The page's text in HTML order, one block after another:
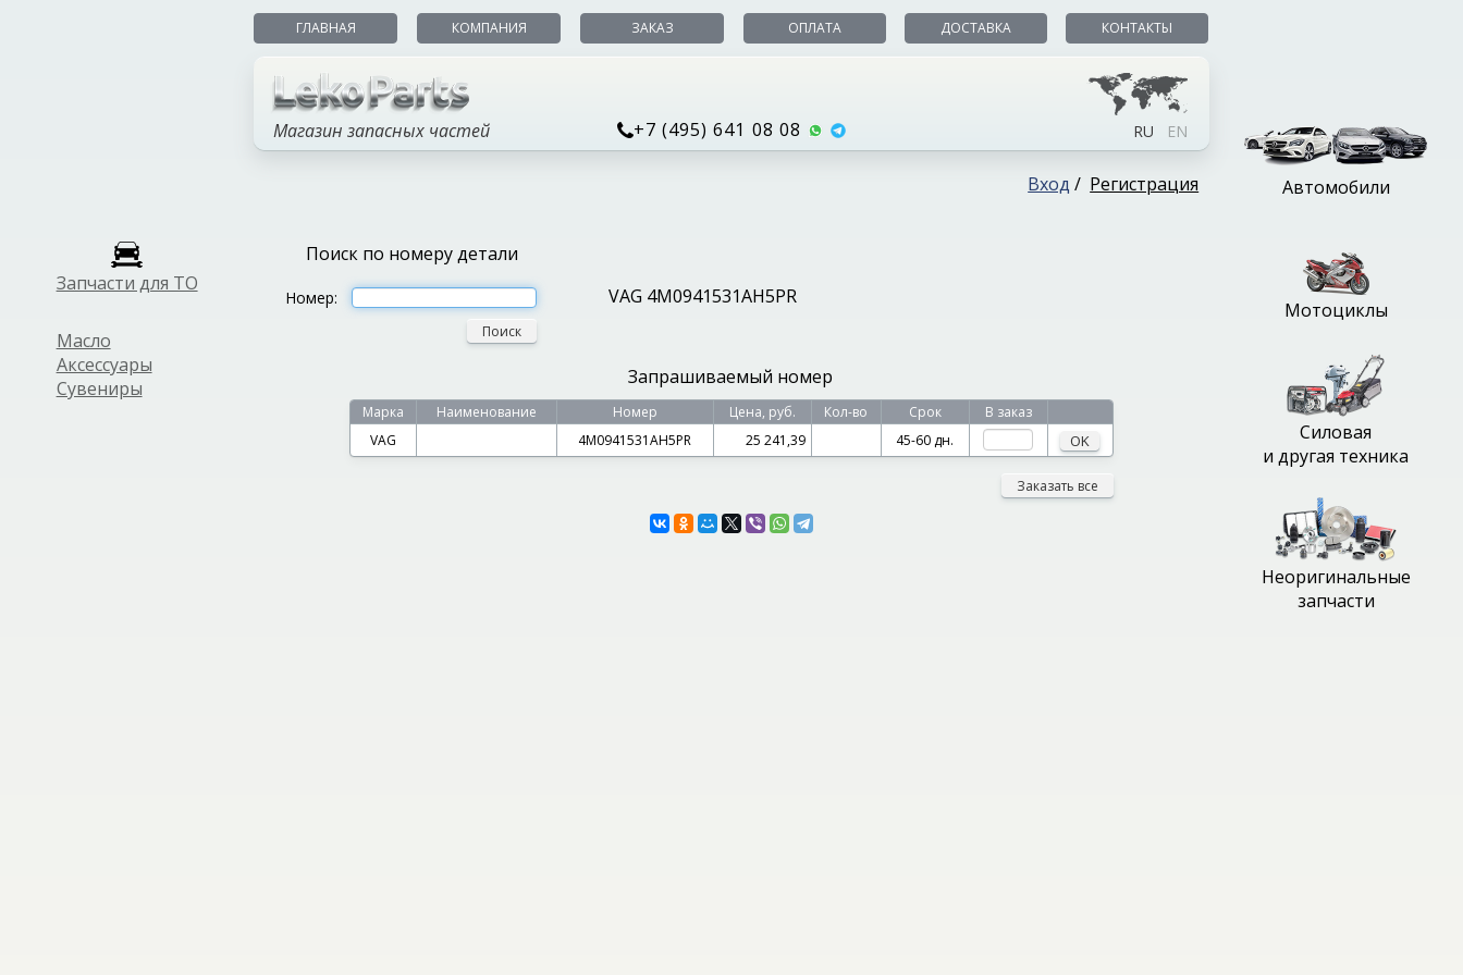
Запчасти для ТО
Масло
Аксессуары
Сувениры
ГЛАВНАЯ КОМПАНИЯ ЗАКАЗ ОПЛАТА ДОСТАВКА КОНТАКТЫ
Магазин запасных частей +7 (495) 641 08 08 RU EN
Вход / Регистрация
Поиск по номеру детали
Номер:
Поиск
VAG 4M0941531AH5PR
Запрашиваемый номер
Марка Наименование Номер Цена, руб. Кол-во Срок
В заказ
VAG
4M0941531AH5PR 25 241,39 45-60 дн. OK
Заказать все
Автомобили
Мотоциклы
Силовая
и другая техника
Неоригинальные
запчасти